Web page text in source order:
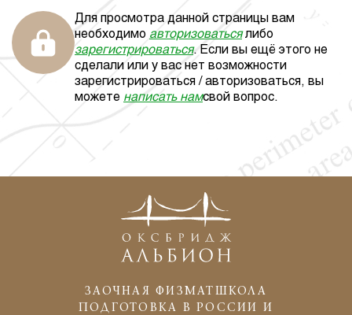
Для просмотра данной страницы вам
необходимо авторизоваться либо
зарегистрироваться. Если вы ещё этого не
сделали или у вас нет возможности
зарегистрироваться / авторизоваться, вы
можете написать намсвой вопрос.
ЗАОЧНАЯ ФИЗМАТШКОЛА
ПОДГОТОВКА В РОССИИ И